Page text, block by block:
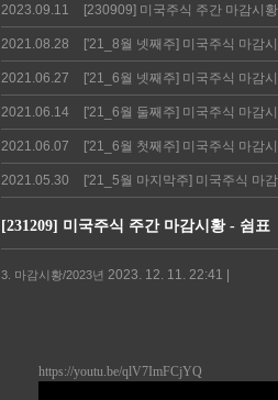
2023.09.11 [230909] 미국주식 주간 마감시황
2021.08.28 ['21_8월 넷째주] 미국주식 마감
2021.06.27 ['21_6월 넷째주] 미국주식 마감
2021.06.14 ['21_6월 둘째주] 미국주식 마감
2021.06.07 ['21_6월 첫째주] 미국주식 마감
2021.05.30 ['21_5월 마지막주] 미국주식 마
[231209] 미국주식 주간 마감시황 - 쉼표
3. 마감시황/2023년 2023. 12. 11. 22:41 |
https://youtu.be/qlV7ImFCjYQ